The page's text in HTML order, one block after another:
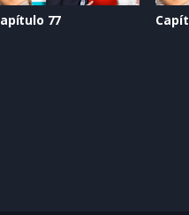
77